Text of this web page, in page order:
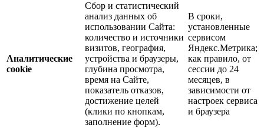
Аналитические
cookie
Сбор и статистический
анализ данных об
использовании Сайта:
количество и источники
визитов, география,
устройства и браузеры,
глубина просмотра,
время на Сайте,
показатель отказов,
достижение целей
(клики по кнопкам,
заполнение форм).
В сроки,
установленные
сервисом
Яндекс.Метрика;
как правило, от
сессии до 24
месяцев, в
зависимости от
настроек сервиса
и браузера